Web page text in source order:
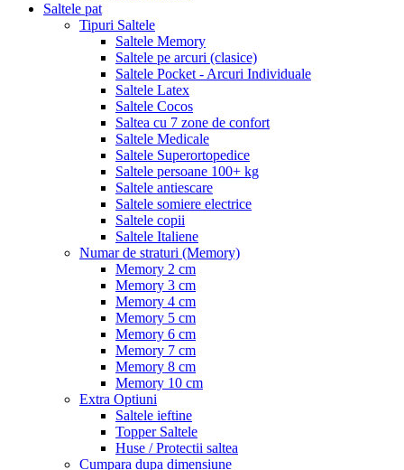
Saltele pat
Tipuri Saltele
Saltele Memory
Saltele pe arcuri (clasice)
Saltele Pocket - Arcuri Individuale
Saltele Latex
Saltele Cocos
Saltea cu 7 zone de confort
Saltele Medicale
Saltele Superortopedice
Saltele persoane 100+ kg
Saltele antiescare
Saltele somiere electrice
Saltele copii
Saltele Italiene
Numar de straturi (Memory)
Memory 2 cm
Memory 3 cm
Memory 4 cm
Memory 5 cm
Memory 6 cm
Memory 7 cm
Memory 8 cm
Memory 10 cm
Extra Optiuni
Saltele ieftine
Topper Saltele
Huse / Protectii saltea
Cumpara dupa dimensiune